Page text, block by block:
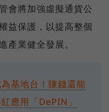
會將加強虛擬通貨公
益保護，以提高整個
產業健全發展。
基地台！賺錢還能
應用「DePIN」